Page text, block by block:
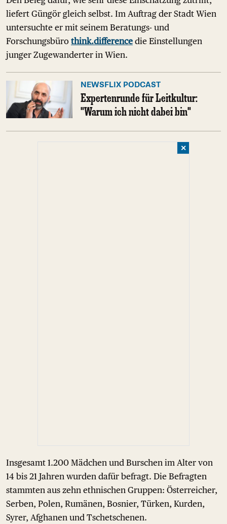
liefert Güngör gleich selbst. Im Auftrag der Stadt Wien
untersuchte er mit seinem Beratungs- und
Forschungsbüro think.difference die Einstellungen
junger Zugewanderter in Wien.
NEWSFLIX PODCAST
Expertenrunde für Leitkultur:
"Warum ich nicht dabei bin"
✕
Insgesamt 1.200 Mädchen und Burschen im Alter von
14 bis 21 Jahren wurden dafür befragt. Die Befragten
stammten aus zehn ethnischen Gruppen: Österreicher,
Serben, Polen, Rumänen, Bosnier, Türken, Kurden,
Syrer, Afghanen und Tschetschenen.